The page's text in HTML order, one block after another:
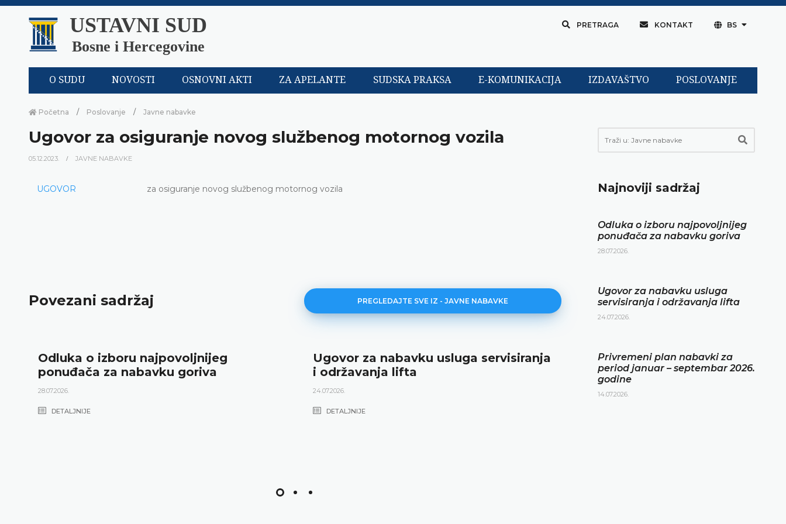
USTAVNI SUD
Bosne i Hercegovine
PRETRAGA KONTAKT BS
O SUDU NOVOSTI OSNOVNI AKTI ZA APELANTE SUDSKA PRAKSA E-KOMUNIKACIJA IZDAVAŠTVO POSLOVANJE
Početna Poslovanje Javne nabavke
Ugovor za osiguranje novog službenog motornog vozila
05.12.2023. JAVNE NABAVKE
UGOVOR za osiguranje novog službenog motornog vozila
Povezani sadržaj PREGLEDAJTE SVE IZ - JAVNE NABAVKE
Odluka o izboru najpovoljnijeg
ponuđača za nabavku goriva
28.07.2026.
DETALJNIJE
Ugovor za nabavku usluga servisiranja
i održavanja lifta
24.07.2026.
DETALJNIJE
Privremeni plan nabavki za
januar – septembar 2026.
14.07.2026.
Najnoviji sadržaj
Odluka o izboru najpovoljnijeg
ponuđača za nabavku goriva
28.07.2026.
Ugovor za nabavku usluga
servisiranja i održavanja lifta
24.07.2026.
Privremeni plan nabavki za
period januar – septembar 2026.
godine
14.07.2026.